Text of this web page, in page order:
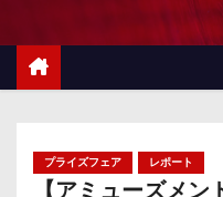
プライズフェア レポート
【アミューズメ